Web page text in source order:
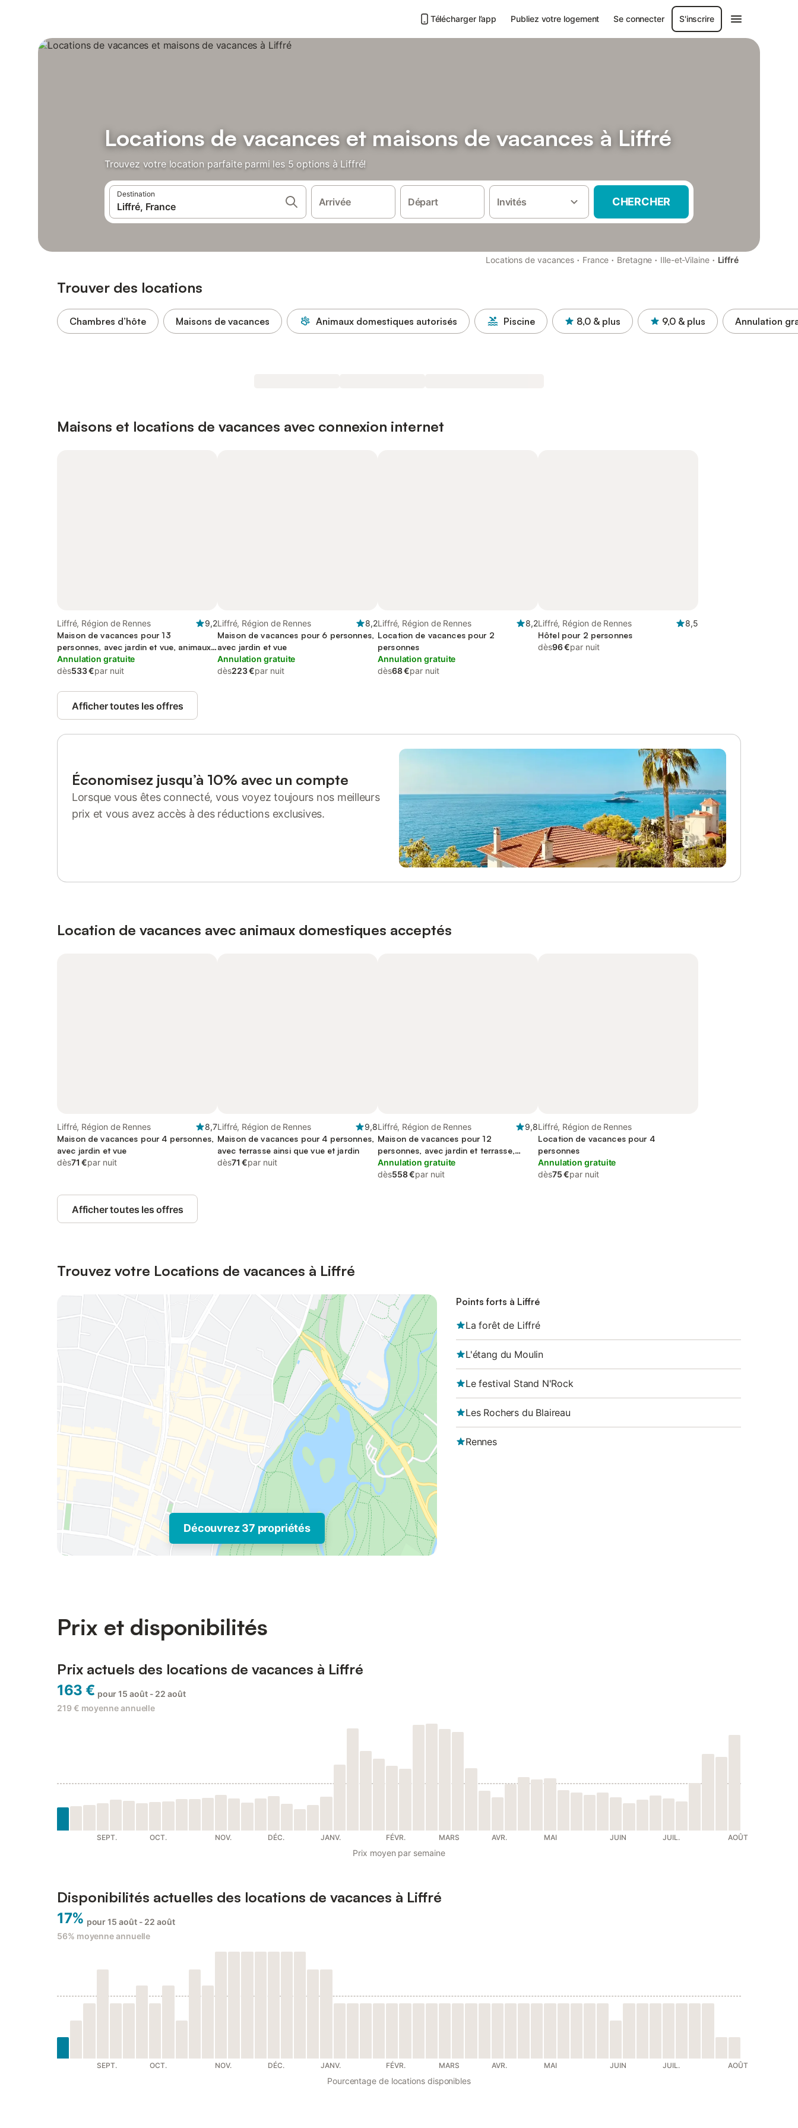
Télécharger l’app Publiez votre logement Se connecter S'inscrire
Locations de vacances et maisons de vacances à Liffré
Trouvez votre location parfaite parmi les 5 options à Liffré!
Destination
Arrivée Départ Invités CHERCHER
Locations de vacances · France · Bretagne · Ille-et-Vilaine · Liffré
Trouver des locations
Chambres d’hôte Maisons de vacances Animaux domestiques autorisés Piscine 8,0 & plus 9,0 & plus Annulation
Maisons et locations de vacances avec connexion internet
Liffré, Région de Rennes
9,2
Maison de vacances pour 13
personnes, avec jardin et vue, animaux
acceptés
Annulation gratuite
dès533 €par nuit
Liffré, Région de Rennes
8,2
Maison de vacances pour 6 personnes,
avec jardin et vue
Annulation gratuite
dès223 €par nuit
Liffré, Région de Rennes
8,2
Location de vacances pour 2
personnes
Annulation gratuite
dès68 €par nuit
Liffré, Région de Rennes
8,5
Hôtel pour 2 personnes
dès96 €par nuit
Afficher toutes les offres
Économisez jusqu’à 10% avec un compte
Lorsque vous êtes connecté, vous voyez toujours nos meilleurs
prix et vous avez accès à des réductions exclusives.
Location de vacances avec animaux domestiques acceptés
Liffré, Région de Rennes
8,7
Maison de vacances pour 4 personnes,
avec jardin et vue
dès71 €par nuit
Liffré, Région de Rennes
9,8
Maison de vacances pour 4 personnes,
avec terrasse ainsi que vue et jardin
dès71 €par nuit
Liffré, Région de Rennes
9,8
Maison de vacances pour 12
personnes, avec jardin et terrasse,
animaux acceptés
Annulation gratuite
dès558 €par nuit
Liffré, Région de Rennes
Location de vacances pour 4
personnes
Annulation gratuite
dès75 €par nuit
Afficher toutes les offres
Trouvez votre Locations de vacances à Liffré
Découvrez 37 propriétés
Points forts à Liffré
La forêt de Liffré
L'étang du Moulin
Le festival Stand N'Rock
Les Rochers du Blaireau
Rennes
Prix et disponibilités
Prix actuels des locations de vacances à Liffré
163 € pour 15 août - 22 août
219 € moyenne annuelle
SEPT. OCT. NOV. DÉC. JANV. FÉVR. MARS AVR. MAI JUIN JUIL. AOÛT
Prix moyen par semaine
Disponibilités actuelles des locations de vacances à Liffré
17% pour 15 août - 22 août
56% moyenne annuelle
SEPT. OCT. NOV. DÉC. JANV. FÉVR. MARS AVR. MAI JUIN JUIL. AOÛT
Pourcentage de locations disponibles